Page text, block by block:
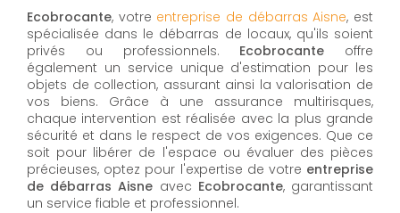
Ecobrocante, votre entreprise de débarras Aisne, est
spécialisée dans le débarras de locaux, qu'ils soient
privés ou professionnels. Ecobrocante offre
également un service unique d'estimation pour les
objets de collection, assurant ainsi la valorisation de
vos biens. Grâce à une assurance multirisques,
chaque intervention est réalisée avec la plus grande
sécurité et dans le respect de vos exigences. Que ce
soit pour libérer de l'espace ou évaluer des pièces
précieuses, optez pour l'expertise de votre entreprise
de débarras Aisne avec Ecobrocante, garantissant
un service fiable et professionnel.